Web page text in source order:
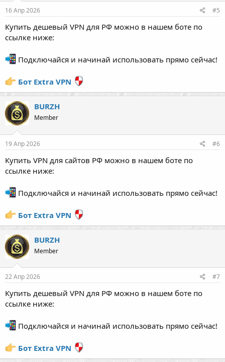
16 Апр 2026 #5
Купить дешевый VPN для РФ можно в нашем боте по
ссылке ниже:
Подключайся и начинай использовать прямо сейчас!
Бот Extra VPN
BURZH
Member
19 Апр 2026 #6
Купить VPN для сайтов РФ можно в нашем боте по
ссылке ниже:
Подключайся и начинай использовать прямо сейчас!
Бот Extra VPN
BURZH
Member
22 Апр 2026 #7
Купить дешевый VPN для РФ можно в нашем боте по
ссылке ниже:
Подключайся и начинай использовать прямо сейчас!
Бот Extra VPN